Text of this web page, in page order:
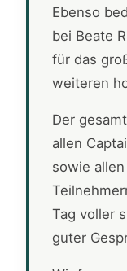
Ebenso
bei Beate
für das
weiteren
Der
allen
sowie
Tag voller
guter